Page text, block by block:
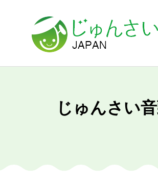
じゅんさい